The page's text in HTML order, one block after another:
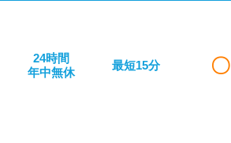
24時間
年中無休
最短15分 〇